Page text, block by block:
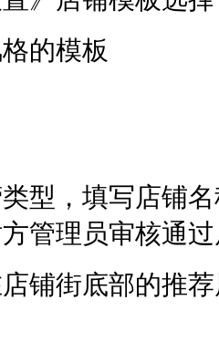
的模板
型，填写店铺
管理员审核通
铺街底部的推